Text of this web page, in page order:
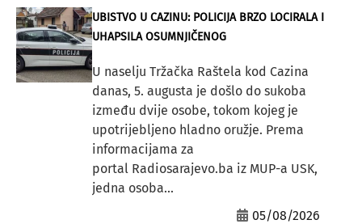
UBISTVO U CAZINU: POLICIJA BRZO LOCIRALA I
UHAPSILA OSUMNJIČENOG
U naselju Tržačka Raštela kod Cazina
danas, 5. augusta je došlo do sukoba
između dvije osobe, tokom kojeg je
upotrijebljeno hladno oružje. Prema
informacijama za
portal Radiosarajevo.ba iz MUP-a USK,
jedna osoba...
05/08/2026